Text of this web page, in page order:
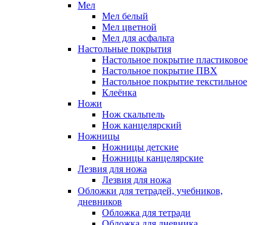
Мел
Мел белый
Мел цветной
Мел для асфальта
Настольные покрытия
Настольное покрытие пластиковое
Настольное покрытие ПВХ
Настольное покрытие текстильное
Клеёнка
Ножи
Нож скальпель
Нож канцелярский
Ножницы
Ножницы детские
Ножницы канцелярские
Лезвия для ножа
Лезвия для ножа
Обложки для тетрадей, учебников,
дневников
Обложка для тетради